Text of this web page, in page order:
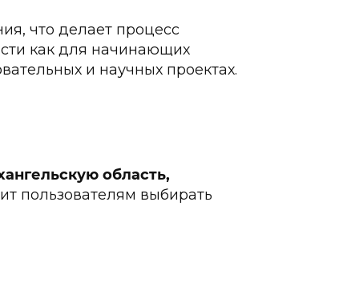
что делает процесс
как для начинающих
и научных проектах.
область,
пользователям выбирать